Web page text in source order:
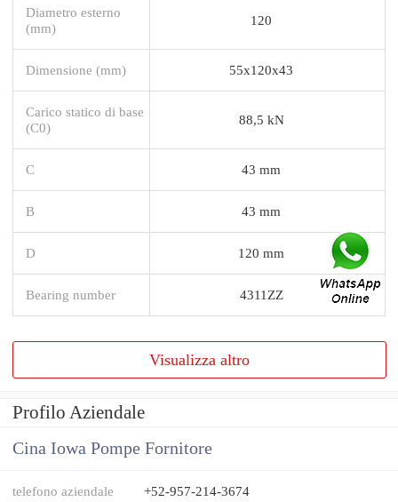
Diametro esterno
(mm)
120
Dimensione (mm) 55x120x43
Carico statico di base
(C0)
88,5 kN
C 43 mm
B 43 mm
D 120 mm
Bearing number 4311ZZ
Visualizza altro
Profilo Aziendale
Cina Iowa Pompe Fornitore
telefono aziendale +52-957-214-3674